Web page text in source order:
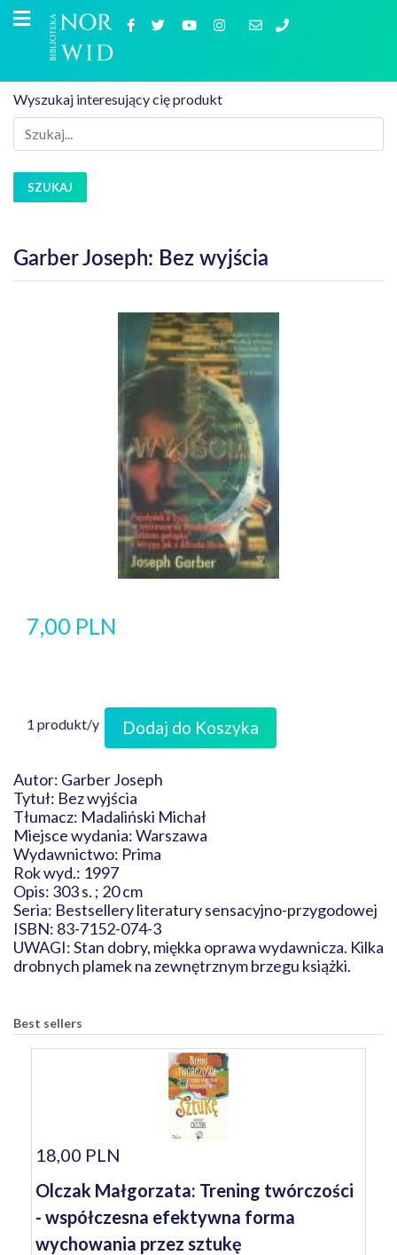
Wyszukaj interesujący cię produkt
SZUKAJ
Garber Joseph: Bez wyjścia
7,00 PLN
1 produkt/y Dodaj do Koszyka
Autor: Garber Joseph
Tytuł: Bez wyjścia
Tłumacz: Madaliński Michał
Miejsce wydania: Warszawa
Wydawnictwo: Prima
Rok wyd.: 1997
Opis: 303 s. ; 20 cm
Seria: Bestsellery literatury sensacyjno-przygodowej
ISBN: 83-7152-074-3
UWAGI: Stan dobry, miękka oprawa wydawnicza. Kilka
drobnych plamek na zewnętrznym brzegu książki.
Best sellers
18,00 PLN
Olczak Małgorzata: Trening twórczości
- współczesna efektywna forma
wychowania przez sztukę